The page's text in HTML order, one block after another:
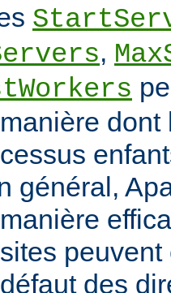
,
général,
des